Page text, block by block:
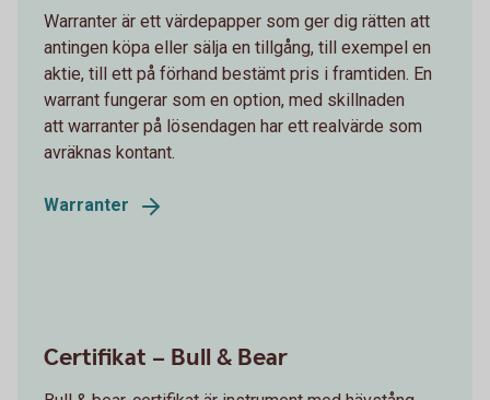
Warranter är ett värdepapper som ger dig rätten att
antingen köpa eller sälja en tillgång, till exempel en
aktie, till ett på förhand bestämt pris i framtiden. En
warrant fungerar som en option, med skillnaden
att warranter på lösendagen har ett realvärde som
avräknas kontant.
Warranter
Certifikat – Bull & Bear